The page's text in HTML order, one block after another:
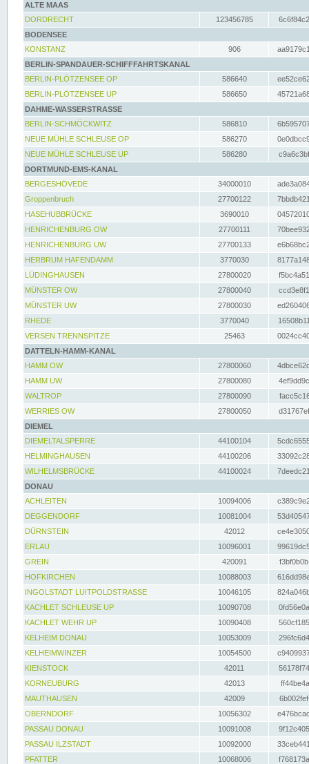
ALTE MAAS
DORDRECHT
123456785
BODENSEE
KONSTANZ
906
BERLIN-SPANDAUER-SCHIFFFAHRTSKANAL
BERLIN-PLÖTZENSEE OP
586640
BERLIN-PLÖTZENSEE UP
586650
DAHME-WASSERSTRASSE
BERLIN-SCHMÖCKWITZ
586810
NEUE MÜHLE SCHLEUSE OP
586270
NEUE MÜHLE SCHLEUSE UP
586280
DORTMUND-EMS-KANAL
BERGESHÖVEDE
34000010
Groppenbruch
27700122
HASEHUBBRÜCKE
3690010
HENRICHENBURG OW
27700111
HENRICHENBURG UW
27700133
HERBRUM HAFENDAMM
3770030
LÜDINGHAUSEN
27800020
MÜNSTER OW
27800040
MÜNSTER UW
27800030
RHEDE
3770040
VERSEN TRENNSPITZE
25463
DATTELN-HAMM-KANAL
HAMM OW
27800060
HAMM UW
27800080
WALTROP
27800090
WERRIES OW
27800050
DIEMEL
DIEMELTALSPERRE
44100104
HELMINGHAUSEN
44100206
WILHELMSBRÜCKE
44100024
DONAU
ACHLEITEN
10094006
DEGGENDORF
10081004
DÜRNSTEIN
42012
ERLAU
10096001
GREIN
420091
HOFKIRCHEN
10088003
INGOLSTADT LUITPOLDSTRASSE
10046105
KACHLET SCHLEUSE UP
10090708
KACHLET WEHR UP
10090408
KELHEIM DONAU
10053009
KELHEIMWINZER
10054500
KIENSTOCK
42011
KORNEUBURG
42013
MAUTHAUSEN
42009
OBERNDORF
10056302
PASSAU DONAU
10091008
PASSAU ILZSTADT
10092000
PFATTER
10068006